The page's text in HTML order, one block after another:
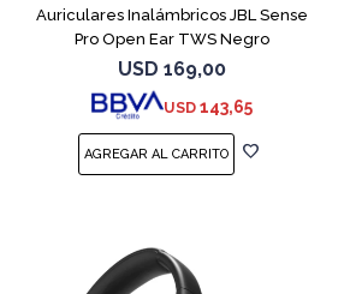
Auriculares Inalámbricos JBL Sense
Pro Open Ear TWS Negro
USD 169,00
USD 143,65